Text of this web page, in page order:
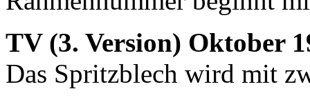
TV (3. Version) Oktober
Das Spritzblech wird mit